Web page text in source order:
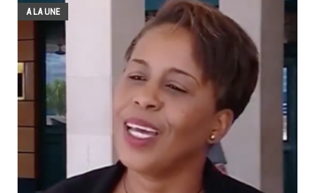
A LA UNE